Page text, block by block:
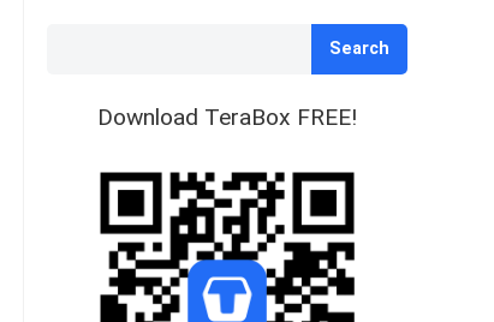
Search
Download TeraBox FREE!